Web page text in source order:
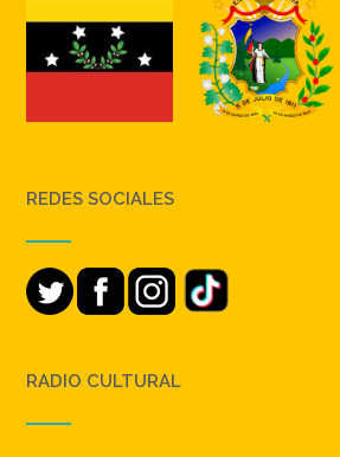
REDES SOCIALES
RADIO CULTURAL